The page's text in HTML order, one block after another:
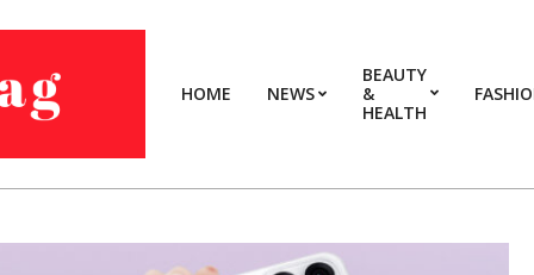
HOME NEWS
BEAUTY
&
HEALTH